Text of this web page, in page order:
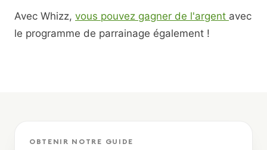
Avec Whizz, vous pouvez gagner de l'argent avec
le programme de parrainage également !
OBTENIR NOTRE GUIDE